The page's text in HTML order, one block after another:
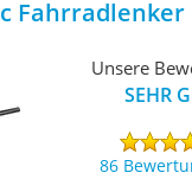
Fahrradlenker
Unsere
SEHR
86